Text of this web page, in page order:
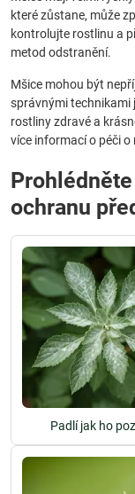
které zůstane, může
kontrolujte rostlinu a
metod odstranění.
Mšice mohou být
správnými technikami
rostliny zdravé a
více informací o péči
ochranu
Padlí jak ho